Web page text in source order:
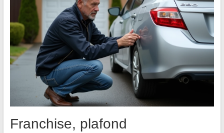
Franchise, plafond